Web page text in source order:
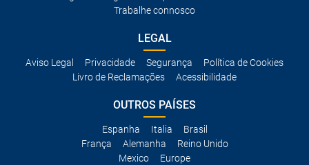
Trabalhe connosco
LEGAL
Aviso Legal Privacidade Segurança
Política de Cookies
Livro de Reclamações
Acessibilidade
OUTROS PAÍSES
Espanha Italia
Brasil
França
Alemanha
Reino Unido
Mexico
Europe